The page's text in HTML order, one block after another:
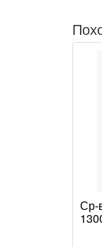
Ср-